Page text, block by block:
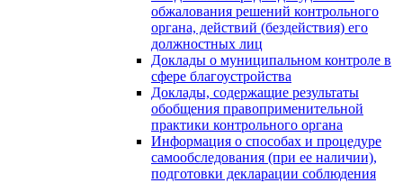
обжалования решений контрольного
органа, действий (бездействия) его
должностных лиц
Доклады о муниципальном контроле в
сфере благоустройства
Доклады, содержащие результаты
обобщения правоприменительной
практики контрольного органа
Информация о способах и процедуре
самообследования (при ее наличии),
подготовки декларации соблюдения